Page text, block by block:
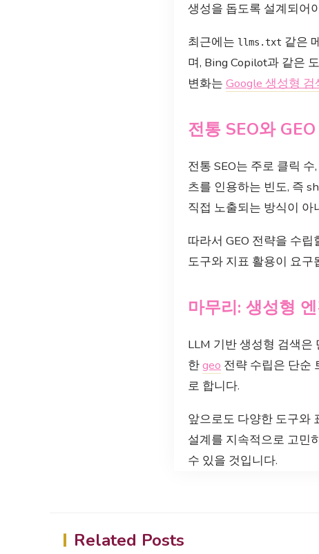
생성을 돕도록 설계되어
최근에는 llms.txt 같은
며, Bing Copilot과 같은
변화는 Google 생성형 검
전통 SEO와
전통 SEO는 주로 클릭
츠를 인용하는 빈도, 즉
직접 노출되는 방식이
따라서 GEO 전략을 수
도구와 지표 활용이 요구
마무리: 생성형
LLM 기반 생성형 검색은
한geo 전략 수립은 단순
로 합니다.
앞으로도 다양한 도구와
설계를 지속적으로 고민
수 있을 것입니다.
Related Posts